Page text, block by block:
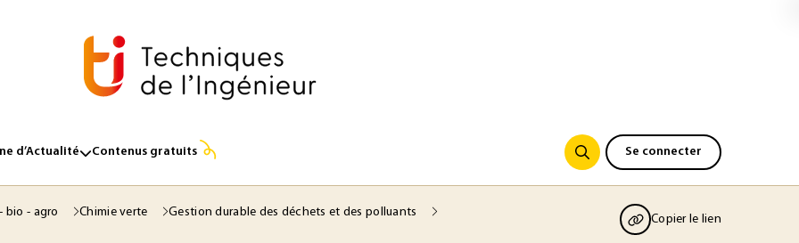
d’Actualité Contenus gratuits Se connecter
bio - agro Chimie verte Gestion durable des déchets et des polluants
Copier le lien